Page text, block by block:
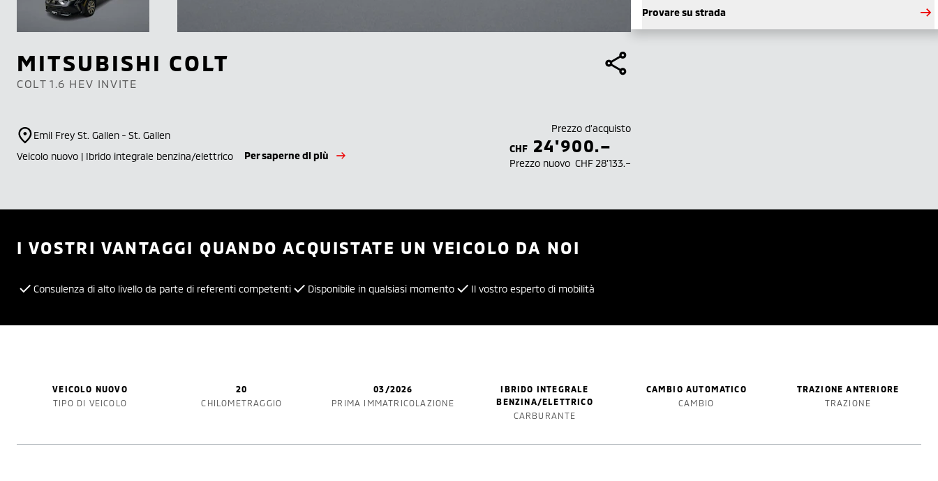
MITSUBISHI COLT
COLT 1.6 HEV INVITE
Emil Frey St. Gallen - St. Gallen
Veicolo nuovo | Ibrido integrale benzina/elettrico
Per saperne di più
Prezzo d’acquisto
CHF 24'900.–
Prezzo nuovo CHF 28'133.–
Provare su strada
I VOSTRI VANTAGGI QUANDO ACQUISTATE UN VEICOLO DA NOI
Consulenza di alto livello da parte di referenti competenti Disponibile in qualsiasi momento Il vostro esperto di mobilità
VEICOLO NUOVO
TIPO DI VEICOLO
20
CHILOMETRAGGIO
03/2026
PRIMA IMMATRICOLAZIONE
IBRIDO INTEGRALE
BENZINA/ELETTRICO
CARBURANTE
CAMBIO AUTOMATICO
CAMBIO
TRAZIONE ANTERIORE
TRAZIONE